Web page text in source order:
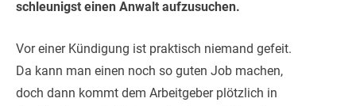
schleunigst einen Anwalt aufzusuchen.
Vor einer Kündigung ist praktisch niemand gefeit.
Da kann man einen noch so guten Job machen,
doch dann kommt dem Arbeitgeber plötzlich in